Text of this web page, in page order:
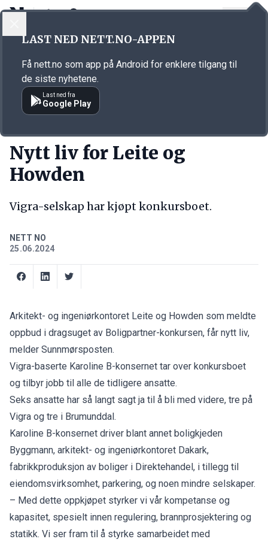
Annonsørinnhold
Nytt liv for Leite og
Howden
Vigra-selskap har kjøpt konkursboet.
NETT NO
25.06.2024
Arkitekt- og ingeniørkontoret Leite og Howden som meldte
oppbud i dragsuget av Boligpartner-konkursen, får nytt liv,
melder Sunnmørsposten.
Vigra-baserte Karoline B-konsernet tar over konkursboet
og tilbyr jobb til alle de tidligere ansatte.
Seks ansatte har så langt sagt ja til å bli med videre, tre på
Vigra og tre i Brumunddal.
Karoline B-konsernet driver blant annet boligkjeden
Byggmann, arkitekt- og ingeniørkontoret Dakark,
fabrikkproduksjon av boliger i Direktehandel, i tillegg til
eiendomsvirksomhet, parkering, og noen mindre selskaper.
– Med dette oppkjøpet styrker vi vår kompetanse og
kapasitet, spesielt innen regulering, brannprosjektering og
statikk. Vi ser fram til å styrke samarbeidet med
LAST NED NETT.NO-APPEN
Få nett.no som app på Android for enklere tilgang til
de siste nyhetene.
Last ned fra
Google Play